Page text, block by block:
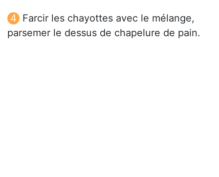
Farcir les chayottes avec le mélange,
parsemer le dessus de chapelure de pain.